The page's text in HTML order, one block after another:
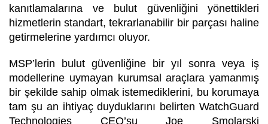
kanıtlamalarına ve bulut güvenliğini yönettikleri
hizmetlerin standart, tekrarlanabilir bir parçası haline
getirmelerine yardımcı oluyor.
MSP’lerin bulut güvenliğine bir yıl sonra veya iş
modellerine uymayan kurumsal araçlara yamanmış
bir şekilde sahip olmak istemediklerini, bu korumaya
tam şu an ihtiyaç duyduklarını belirten WatchGuard
Technologies CEO’su Joe Smolarski